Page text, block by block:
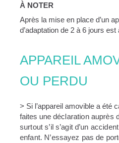
À NOTER
Après la mise en place d’un
d’adaptation de 2 à 6 jours est
APPAREIL
OU PERDU
> Si l’appareil amovible a été
faites une déclaration auprès
surtout s’il s’agit d’un
enfant. N’essayez pas de